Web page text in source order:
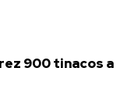
900 tinacos a